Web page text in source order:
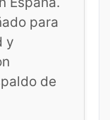
para
y
de